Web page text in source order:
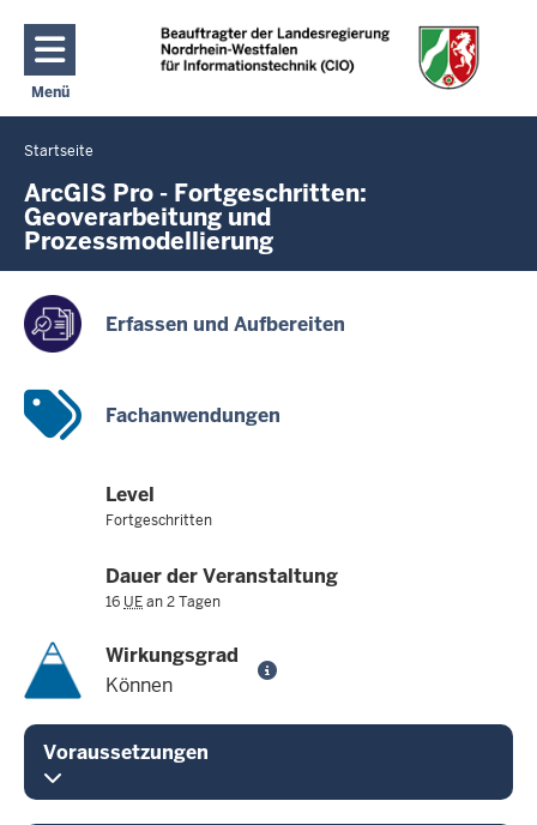
Direkt zum Inhalt
Menü
Navigation aktivieren/deaktivieren: Hauptmenü
Sie
befinden
sich
hier
Startseite
ArcGIS Pro - Fortgeschritten:
Geoverarbeitung und
Prozessmodellierung
Erfassen und Aufbereiten
Fachanwendungen
Level
Fortgeschritten
Dauer der Veranstaltung
16 UEan 2 Tagen
Wirkungsgrad
Können
Voraussetzungen